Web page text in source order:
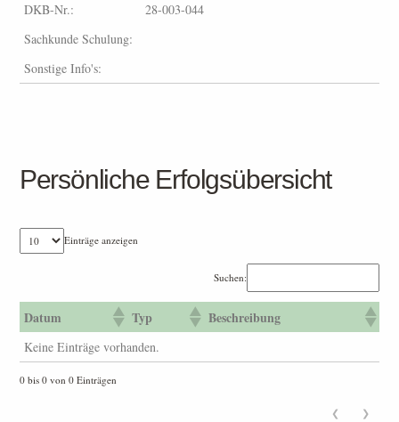
DKB-Nr.:
28-003-044
Sachkunde Schulung:
Sonstige Info's:
Persönliche Erfolgsübersicht
Einträge anzeigen
Suchen:
Datum Typ Beschreibung
Keine Einträge vorhanden.
0 bis 0 von 0 Einträgen
❮ ❯